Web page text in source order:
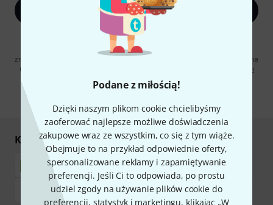
Podane z miłością!
Dzięki naszym plikom cookie chcielibyśmy
zaoferować najlepsze możliwe doświadczenia
zakupowe wraz ze wszystkim, co się z tym wiąże.
Obejmuje to na przykład odpowiednie oferty,
spersonalizowane reklamy i zapamiętywanie
preferencji. Jeśli Ci to odpowiada, po prostu
udziel zgody na używanie plików cookie do
preferencji, statystyk i marketingu, klikając „W
Zapisz się teraz
Klikając na „Zapisz się teraz”, wyrażasz zgodę na otrzymywanie
materialów reklamowych przesyłanych drogą elektroniczną. Możesz
zrezygnować z subskrypcji w dowolnym momencie. Więcej informacji na
temat newslettera można znaleźć w naszych
wytycznych dotyczących
ochrony danych ososbowych
Kupuj i płać bezpiecznie